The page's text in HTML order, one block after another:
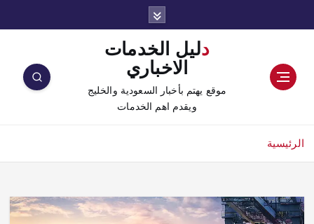
الاخباري
موقع يهتم بأخبار السعودية والخليج
ويقدم اهم الخدمات